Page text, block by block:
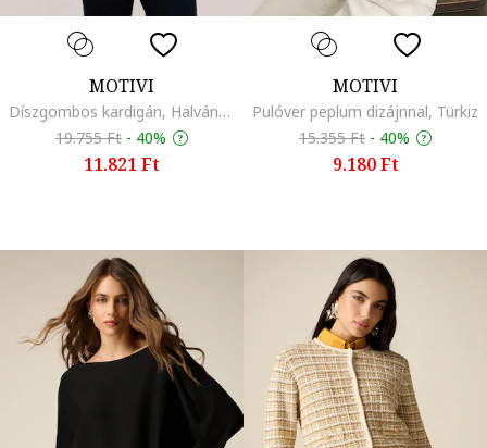
MOTIVI
Díszgombos kardigán, Halványsárga
19.755 Ft - 40%
11.821 Ft
MOTIVI
Pulóver peplum dizájnnal, Türkiz
15.355 Ft - 40%
9.180 Ft